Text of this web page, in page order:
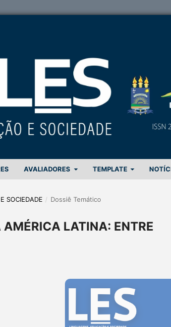
AVALIADORES TEMPLATE
SOCIEDADE / Dossiê Temático
LATINA: ENTRE